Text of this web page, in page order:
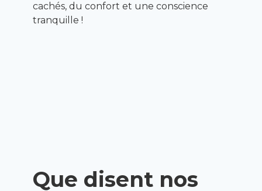
cachés, du confort et une conscience
tranquille !
Que disent nos